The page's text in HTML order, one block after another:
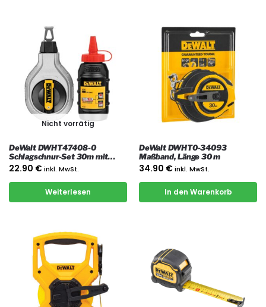
Nicht vorrätig
DeWalt DWHT47408-0
Schlagschnur-Set 30m mit
roter Kreide
22.90 €inkl. MwSt.
Weiterlesen
DeWalt DWHT0-34093
Maßband, Länge 30 m
34.90 €inkl. MwSt.
In den Warenkorb